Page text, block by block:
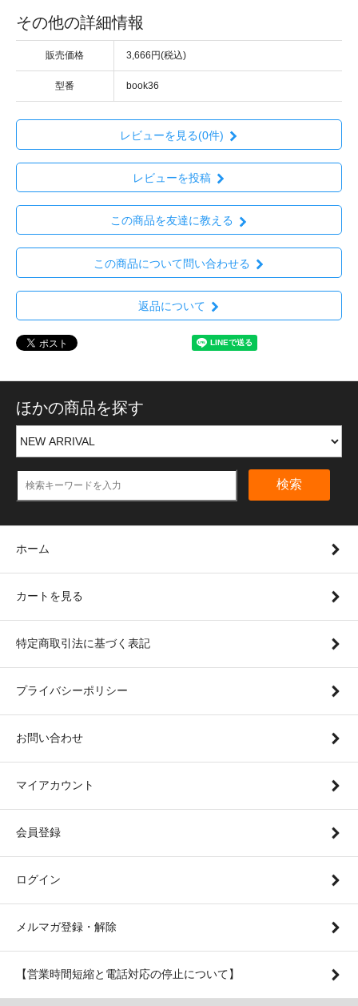
その他の詳細情報
販売価格 3,666円(税込)
型番 book36
レビューを見る(0件)
レビューを投稿
この商品を友達に教える
この商品について問い合わせる
返品について
ほかの商品を探す
検索
ホーム
カートを見る
特定商取引法に基づく表記
プライバシーポリシー
お問い合わせ
マイアカウント
会員登録
ログイン
メルマガ登録・解除
【営業時間短縮と電話対応の停止について】